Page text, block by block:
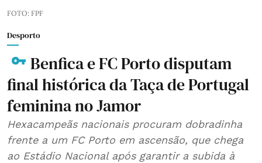
FOTO: FPF
Desporto
Benfica e FC Porto disputam
final histórica da Taça de Portugal
feminina no Jamor
Hexacampeãs nacionais procuram dobradinha
frente a um FC Porto em ascensão, que chega
ao Estádio Nacional após garantir a subida à